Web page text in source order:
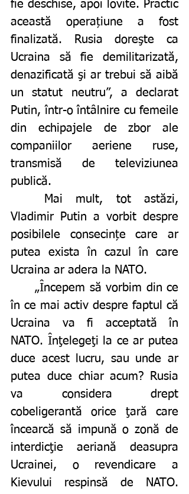
fie deschise, apoi lovite. Practic
această operațiune a fost
finalizată. Rusia doreşte ca
Ucraina să fie demilitarizată,
denazificată şi ar trebui să aibă
un statut neutru”, a declarat
Putin, într-o întâlnire cu femeile
din echipajele de zbor ale
companiilor aeriene ruse,
transmisă de televiziunea
publică.
Vladimir Putin a vorbit despre
posibilele consecințe care ar
putea exista în cazul în care
Ucraina ar adera la NATO.
	„Începem să vorbim din ce
în ce mai activ despre faptul că
Ucraina va fi acceptată în
NATO. Înţelegeţi la ce ar putea
duce acest lucru, sau unde ar
putea duce chiar acum? Rusia
va considera drept
cobeligerantă orice ţară care
încearcă să impună o zonă de
interdicţie aeriană deasupra
Ucrainei, o revendicare a
Kievului respinsă de NATO.